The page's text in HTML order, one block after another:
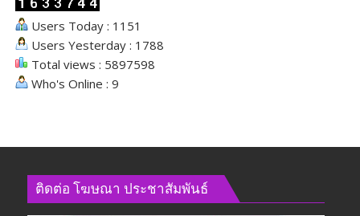
ปัจจัย
นิพพาน
Users Today : 1151
Users Yesterday : 1788
Total views : 5897598
Who's Online : 9
ติดต่อ​ โฆษณา​ ประชาสัมพันธ์